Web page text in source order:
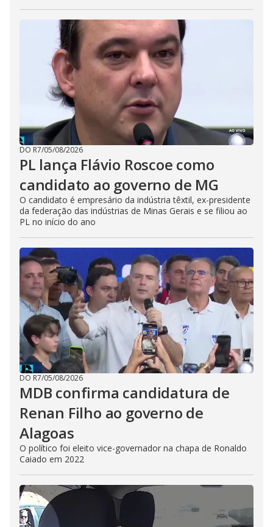
DO R7/05/08/2026
PL lança Flávio Roscoe como
candidato ao governo de MG
O candidato é empresário da indústria têxtil, ex-presidente
da federação das indústrias de Minas Gerais e se filiou ao
PL no início do ano
DO R7/05/08/2026
MDB confirma candidatura de
Renan Filho ao governo de
Alagoas
O político foi eleito vice-governador na chapa de Ronaldo
Caiado em 2022